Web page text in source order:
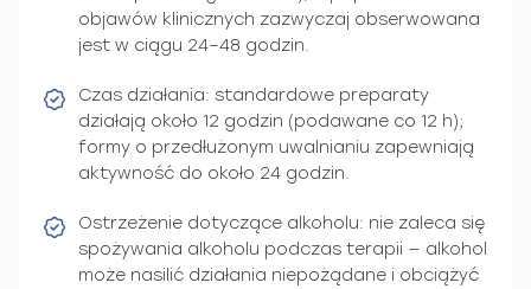
objawów klinicznych zazwyczaj obserwowana
jest w ciągu 24–48 godzin.
Czas działania: standardowe preparaty
działają około 12 godzin (podawane co 12 h);
formy o przedłużonym uwalnianiu zapewniają
aktywność do około 24 godzin.
Ostrzeżenie dotyczące alkoholu: nie zaleca się
spożywania alkoholu podczas terapii — alkohol
może nasilić działania niepożądane i obciążyć